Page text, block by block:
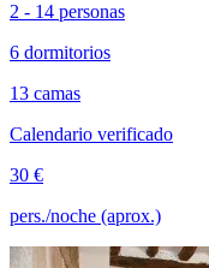
2 - 14 personas
6 dormitorios
13 camas
Calendario verificado
30 €
pers./noche (aprox.)